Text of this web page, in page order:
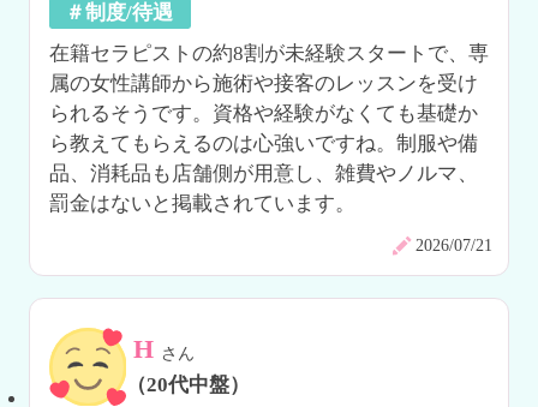
＃制度/待遇
在籍セラピストの約8割が未経験スタートで、専
属の女性講師から施術や接客のレッスンを受け
られるそうです。資格や経験がなくても基礎か
ら教えてもらえるのは心強いですね。制服や備
品、消耗品も店舗側が用意し、雑費やノルマ、
罰金はないと掲載されています。
2026/07/21
H さん
（20代中盤）